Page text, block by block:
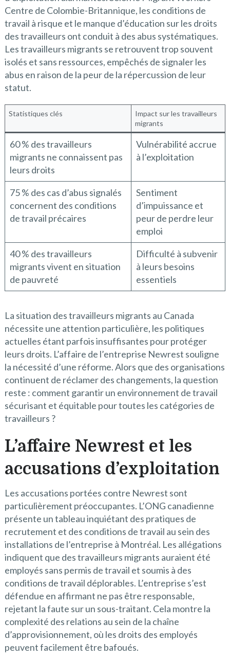
Centre de Colombie-Britannique, les conditions de
travail à risque et le manque d’éducation sur les droits
des travailleurs ont conduit à des abus systématiques.
Les travailleurs migrants se retrouvent trop souvent
isolés et sans ressources, empêchés de signaler les
abus en raison de la peur de la répercussion de leur
statut.
Statistiques clés
Impact sur les travailleurs
migrants
60 % des travailleurs
migrants ne connaissent pas
leurs droits
Vulnérabilité accrue
à l’exploitation
75 % des cas d’abus signalés
concernent des conditions
de travail précaires
Sentiment
d’impuissance et
peur de perdre leur
emploi
40 % des travailleurs
migrants vivent en situation
de pauvreté
Difficulté à subvenir
à leurs besoins
essentiels
La situation des travailleurs migrants au Canada
nécessite une attention particulière, les politiques
actuelles étant parfois insuffisantes pour protéger
leurs droits. L’affaire de l’entreprise Newrest souligne
la nécessité d’une réforme. Alors que des organisations
continuent de réclamer des changements, la question
reste : comment garantir un environnement de travail
sécurisant et équitable pour toutes les catégories de
travailleurs ?
L’affaire Newrest et les
accusations d’exploitation
Les accusations portées contre Newrest sont
particulièrement préoccupantes. L’ONG canadienne
présente un tableau inquiétant des pratiques de
recrutement et des conditions de travail au sein des
installations de l’entreprise à Montréal. Les allégations
indiquent que des travailleurs migrants auraient été
employés sans permis de travail et soumis à des
conditions de travail déplorables. L’entreprise s’est
défendue en affirmant ne pas être responsable,
rejetant la faute sur un sous-traitant. Cela montre la
complexité des relations au sein de la chaîne
d’approvisionnement, où les droits des employés
peuvent facilement être bafoués.